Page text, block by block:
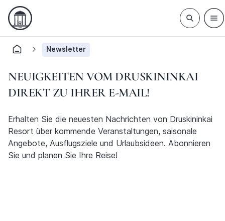
Newsletter
NEUIGKEITEN VOM DRUSKININKAI
DIREKT ZU IHRER E-MAIL!
Erhalten Sie die neuesten Nachrichten von Druskininkai
Resort über kommende Veranstaltungen, saisonale
Angebote, Ausflugsziele und Urlaubsideen. Abonnieren
Sie und planen Sie Ihre Reise!